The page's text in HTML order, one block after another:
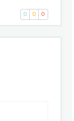
0 0 0